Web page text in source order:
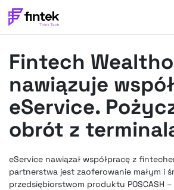
BANKOWOŚĆ
FELIETONY
WYWIADY
LEGAL
FINTEKEXTRA
OKIEM EKSPERTA
Fintech
nawiązuje
eService.
obrót z
eService nawiązał współpracę z
partnerstwa jest zaoferowanie małym i
przedsiębiorstwom produktu POSCASH